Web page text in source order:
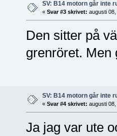
SV: B14 motorn går inte
« Svar #3 skrivet: augusti
Den sitter på
grenröret.
SV: B14 motorn går inte
« Svar #4 skrivet: augusti
Ja jag var ute